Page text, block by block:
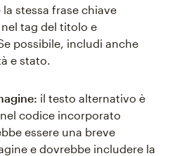
stessa frase chiave
tag del titolo e
possibile, includi anche
e stato.
il testo alternativo è
codice incorporato
essere una breve
e dovrebbe includere la